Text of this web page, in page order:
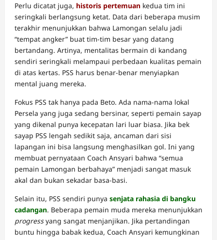
Perlu dicatat juga, historis pertemuan kedua tim ini
seringkali berlangsung ketat. Data dari beberapa musim
terakhir menunjukkan bahwa Lamongan selalu jadi
“tempat angker” buat tim-tim besar yang datang
bertandang. Artinya, mentalitas bermain di kandang
sendiri seringkali melampaui perbedaan kualitas pemain
di atas kertas. PSS harus benar-benar menyiapkan
mental juang mereka.
Fokus PSS tak hanya pada Beto. Ada nama-nama lokal
Persela yang juga sedang bersinar, seperti pemain sayap
yang dikenal punya kecepatan lari luar biasa. Jika bek
sayap PSS lengah sedikit saja, ancaman dari sisi
lapangan ini bisa langsung menghasilkan gol. Ini yang
membuat pernyataan Coach Ansyari bahwa “semua
pemain Lamongan berbahaya” menjadi sangat masuk
akal dan bukan sekadar basa-basi.
Selain itu, PSS sendiri punya senjata rahasia di bangku
cadangan. Beberapa pemain muda mereka menunjukkan
progressyang sangat menjanjikan. Jika pertandingan
buntu hingga babak kedua, Coach Ansyari kemungkinan